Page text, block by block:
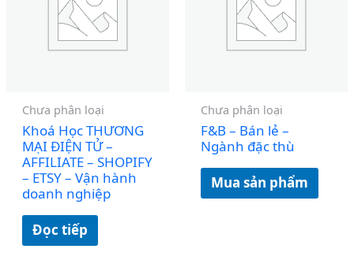
Chưa phân loại
Khoá Học THƯƠNG
MẠI ĐIỆN TỬ –
AFFILIATE – SHOPIFY
– ETSY – Vận hành
doanh nghiệp
Đọc tiếp
Chưa phân loại
F&B – Bán lẻ –
Ngành đặc thù
Mua sản phẩm